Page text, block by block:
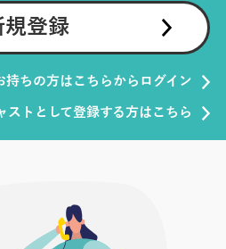
規登録
持ちの方はこちらからログイン
ストとして登録する方はこちら